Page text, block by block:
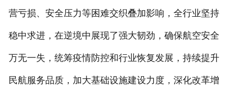
营亏损、安全压力等困难交织叠加影响，全行业坚持
稳中求进，在逆境中展现了强大韧劲，确保航空安全
万无一失，统筹疫情防控和行业恢复发展，持续提升
民航服务品质，加大基础设施建设力度，深化改革增